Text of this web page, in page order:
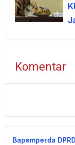
Komentar
Bapemperda